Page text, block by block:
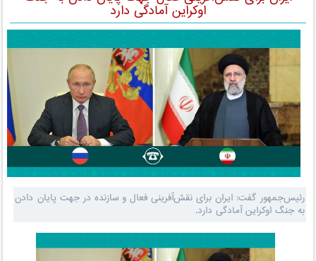
اوکراین آمادگی دارد
رئیس‌جمهور گفت: ایران برای نقش‌آفرینی فعال و سازنده در جهت پایان دادن
به جنگ اوکراین آمادگی دارد.